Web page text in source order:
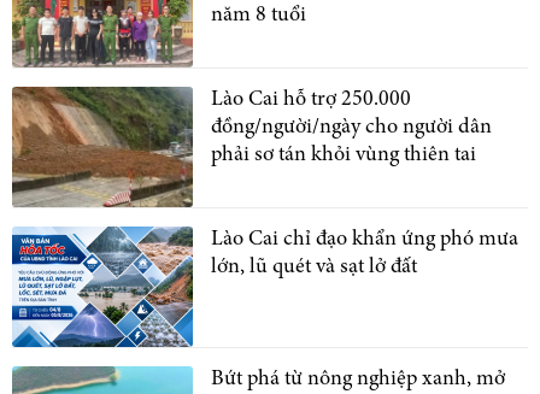
năm 8 tuổi
Lào Cai hỗ trợ 250.000
đồng/người/ngày cho người dân
phải sơ tán khỏi vùng thiên tai
Lào Cai chỉ đạo khẩn ứng phó mưa
lớn, lũ quét và sạt lở đất
Bứt phá từ nông nghiệp xanh, mở